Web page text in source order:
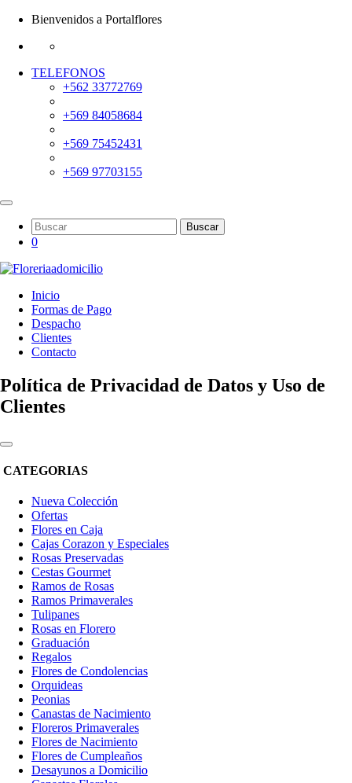
Bienvenidos a Portalflores
TELEFONOS
+562 33772769
+569 84058684
+569 75452431
+569 97703155
Buscar
0
Inicio
Formas de Pago
Despacho
Clientes
Contacto
Política de Privacidad de Datos y Uso de
Clientes
CATEGORIAS
Nueva Colección
Ofertas
Flores en Caja
Cajas Corazon y Especiales
Rosas Preservadas
Cestas Gourmet
Ramos de Rosas
Ramos Primaverales
Tulipanes
Rosas en Florero
Graduación
Regalos
Flores de Condolencias
Orquideas
Peonias
Canastas de Nacimiento
Floreros Primaverales
Flores de Nacimiento
Flores de Cumpleaños
Desayunos a Domicilio